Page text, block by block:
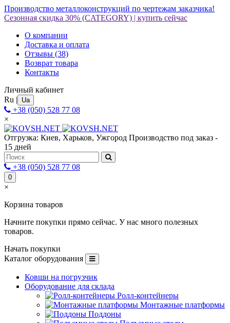
Производство металлоконструкций по чертежам заказчика!
Сезонная скидка 30% (CATEGORY) | купить сейчас
О компании
Доставка и оплата
Отзывы (38)
Возврат товара
Контакты
Личный кабинет
Ru | Ua
+38 (050) 528 77 08
×
Отгрузка: Киев, Харьков, Ужгород Производство под заказ -
15 дней
+38 (050) 528 77 08
0
×
Корзина товаров
Начните покупки прямо сейчас. У нас много полезных
товаров.
Начать покупки
Каталог оборудования
Ковши на погрузчик
Оборудование для склада
Ролл-контейнеры
Монтажные платформы
Поддоны